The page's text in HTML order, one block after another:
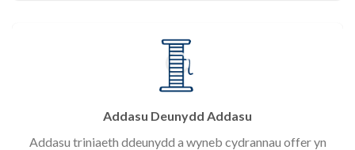
Addasu Deunydd Addasu
Addasu triniaeth ddeunydd a wyneb cydrannau offer yn